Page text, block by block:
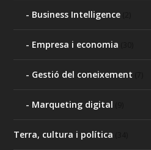
Business Intelligence
Empresa i economia
Gestió del coneixement
Marqueting digital
Terra, cultura i política